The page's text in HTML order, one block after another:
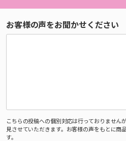
お客様の声をお聞かせください
こちらの投稿への個別対応は行っておりません
見させていただきます。お客様の声をもとに商
す。